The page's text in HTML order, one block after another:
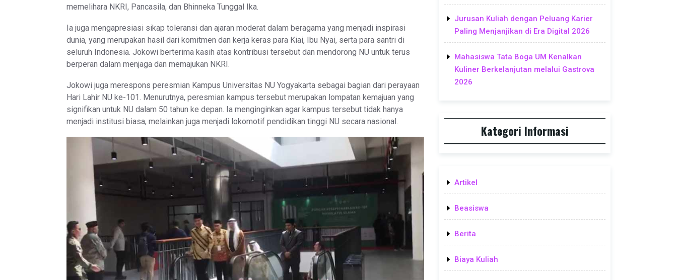
memelihara NKRI, Pancasila, dan Bhinneka Tunggal Ika.
Ia juga mengapresiasi sikap toleransi dan ajaran moderat dalam beragama yang menjadi inspirasi
dunia, yang merupakan hasil dari komitmen dan kerja keras para Kiai, Ibu Nyai, serta para santri di
seluruh Indonesia. Jokowi berterima kasih atas kontribusi tersebut dan mendorong NU untuk terus
berperan dalam menjaga dan memajukan NKRI.
Jokowi juga merespons peresmian Kampus Universitas NU Yogyakarta sebagai bagian dari perayaan
Hari Lahir NU ke-101. Menurutnya, peresmian kampus tersebut merupakan lompatan kemajuan yang
signifikan untuk NU dalam 50 tahun ke depan. Ia menginginkan agar kampus tersebut tidak hanya
menjadi institusi biasa, melainkan juga menjadi lokomotif pendidikan tinggi NU secara nasional.
Jurusan Kuliah dengan Peluang Karier
Paling Menjanjikan di Era Digital 2026
Mahasiswa Tata Boga UM Kenalkan
Kuliner Berkelanjutan melalui Gastrova
2026
Kategori Informasi
Artikel
Beasiswa
Berita
Biaya Kuliah